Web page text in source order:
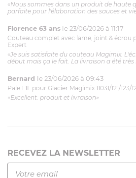
«Nous sommes dans un produit de haute
parfaite pour l'élaboration des sauces et
Florence 63 ans le 23/06/2026 à 11:17
Couteau complet avec lame, joint & écrou
Expert
«Je suis satisfaite du couteau Magimix.
début mais ça le fait. La livraison a été très
Bernard le 23/06/2026 à 09:43
Pale 1.1L pour Glacier Magimix 11031/121/123/
«Excellent: produit et livraison»
RECEVEZ LA NEWSLETTER